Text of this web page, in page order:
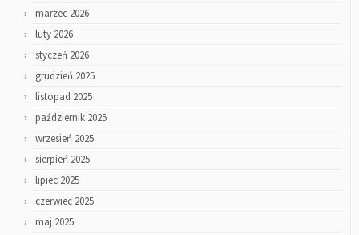
marzec 2026
luty 2026
styczeń 2026
grudzień 2025
listopad 2025
październik 2025
wrzesień 2025
sierpień 2025
lipiec 2025
czerwiec 2025
maj 2025